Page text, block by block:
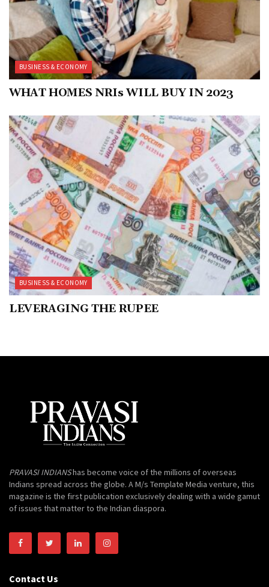
BUSINESS & ECONOMY
WHAT HOMES NRIs WILL BUY IN 2023
BUSINESS & ECONOMY
LEVERAGING THE RUPEE
PRAVASI INDIANShas become voice of the millions of overseas
Indians spread across the globe. A M/s Template Media venture, this
magazine is the first publication exclusively dealing with a wide gamut
of issues that matter to the Indian diaspora.
Contact Us